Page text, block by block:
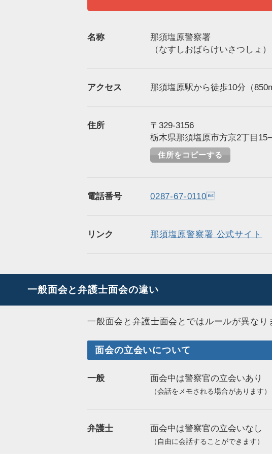
名称
那須塩原警察署
（なすしおばらけいさつしょ）
アクセス 那須塩原駅から徒歩10分（
住所
〒329-3156
栃木県那須塩原市方京2丁目
住所をコピーする
電話番号 0287-67-0110
リンク 那須塩原警察署 公式サイト
一般面会と弁護士面会の違い
一般面会と弁護士面会とではルールが異なり
面会の立会いについて
一般 面会中は警察官の立会いあり
（会話をメモされる場合があります）
弁護士 面会中は警察官の立会いなし
（自由に会話することができます）